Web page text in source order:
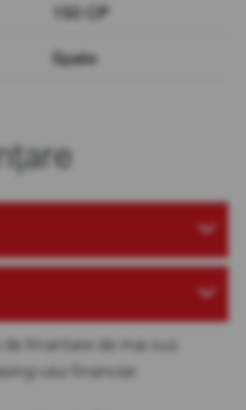
150 CP
Spate
finantare de mai sus
ului financiar.